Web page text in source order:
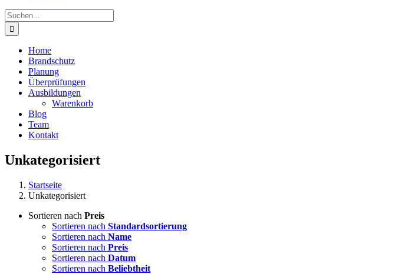
Suche
nach:
Home
Brandschutz
Planung
Überprüfungen
Ausbildungen
Warenkorb
Blog
Team
Kontakt
Unkategorisiert
Startseite
Unkategorisiert
Sortieren nach Preis
Sortieren nach Standardsortierung
Sortieren nach Name
Sortieren nach Preis
Sortieren nach Datum
Sortieren nach Beliebtheit